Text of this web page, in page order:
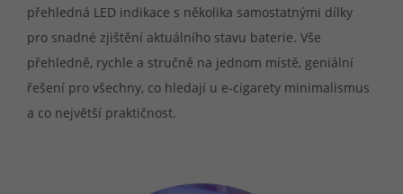
přehledná LED indikace s několika samostatnými dílky
pro snadné zjištění aktuálního stavu baterie. Vše
přehledně, rychle a stručně na jednom místě, geniální
řešení pro všechny, co hledají u e-cigarety minimalismus
a co největší praktičnost.